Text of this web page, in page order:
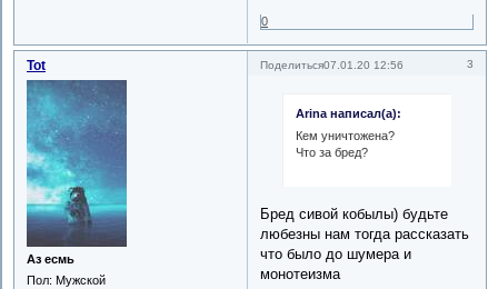
0
Поделиться 3
07.01.20 12:56
Tot
Аз есмь
Пол: Мужской
Arina написал(а):
Кем уничтожена?
Что за бред?
Бред сивой кобылы) будьте
любезны нам тогда рассказать
что было до шумера и
монотеизма